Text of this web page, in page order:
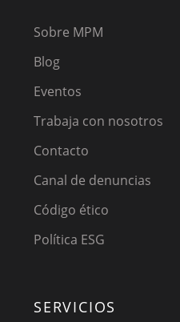
Sobre MPM
Blog
Eventos
Trabaja con nosotros
Contacto
Canal de denuncias
Código ético
Política ESG
SERVICIOS